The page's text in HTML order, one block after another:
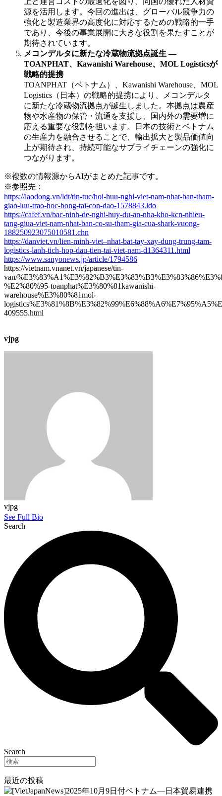
源を活用します。今回の進出は、グローバル競争力の
強化と製造業界の高度化に対応するための戦略的一手
であり、今後の事業展開に大きな役割を果たすことが
期待されています。
メコンデルタに新たな冷蔵物流拠点誕生 ―
TOANPHAT、Kawanishi Warehouse、MOL Logisticsが
戦略的提携
TOANPHAT（ベトナム）、Kawanishi Warehouse、MOL
Logistics（日本）の戦略的提携により、メコンデルタ
に新たな冷蔵物流拠点が誕生しました。本拠点は農産
物や水産物の保管・流通を支援し、国内外の需要増に
応える重要な役割を担います。日本の技術とベトナム
の生産力を融合させることで、輸出拡大と製品価値向
上が期待され、持続可能なサプライチェーンの強化に
つながります。
※複数の情報源からAIがまとめた記事です。
※参照先：
https://laodong.vn/ldt/tin-tuc/hoi-huu-nghi-viet-nam-nhat-ban-tham-
giao-luu-trao-hoc-bong-tai-con-dao-1578843.ldo
https://cafef.vn/bac-ninh-de-nghi-huy-du-an-nha-kho-kcn-nhieu-
tang-giua-viet-nam-nhat-ban-co-su-tham-gia-cua-shark-vuong-
188250923075010581.chn
https://danviet.vn/lien-minh-viet–nhat-bat-tay-xay-dung-trung-tam-
logistics-lanh-tich-hop-dau-tien-tai-viet-nam-d1364311.html
https://www.sanyonews.jp/article/1794586
https://vietnam.vnanet.vn/japanese/tin-
van/
%E2%80%95-toanphat%E3%80%81kawanishi-
warehouse%E3%80%81mol-
409555.html
vjpg
vjpg
See Full Bio
Search
Search
最近の投稿